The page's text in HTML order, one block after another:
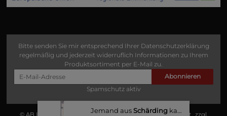
Bitte senden Sie mir entsprechend Ihrer Datenschutzerklärung
regelmäßig und jederzeit widerruflich Informationen zu Ihrem
Produktsortiment per E-Mail zu.
Abonnieren
Spamschutz aktiv
© AB Industrie Service • * Alle Preise zzgl. gesetzlicher USt., zzgl.
Jemand ausSchärding kaufte gerade